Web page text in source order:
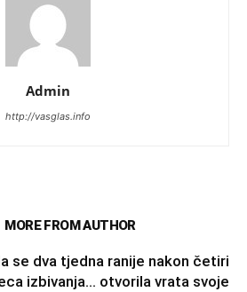
Admin
http://vasglas.info
MORE FROM AUTHOR
se dva tjedna ranije nakon četiri
izbivanja… otvorila vrata svoje